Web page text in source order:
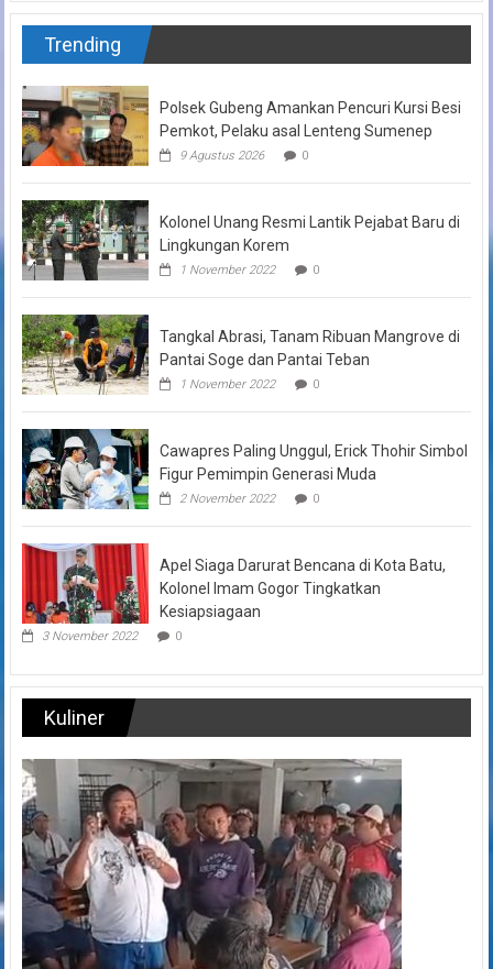
Trending
Polsek Gubeng Amankan Pencuri Kursi Besi
Pemkot, Pelaku asal Lenteng Sumenep
9 Agustus 2026 0
Kolonel Unang Resmi Lantik Pejabat Baru di
Lingkungan Korem
1 November 2022 0
Tangkal Abrasi, Tanam Ribuan Mangrove di
Pantai Soge dan Pantai Teban
1 November 2022 0
Cawapres Paling Unggul, Erick Thohir Simbol
Figur Pemimpin Generasi Muda
2 November 2022 0
Apel Siaga Darurat Bencana di Kota Batu,
Kolonel Imam Gogor Tingkatkan
Kesiapsiagaan
3 November 2022 0
Kuliner